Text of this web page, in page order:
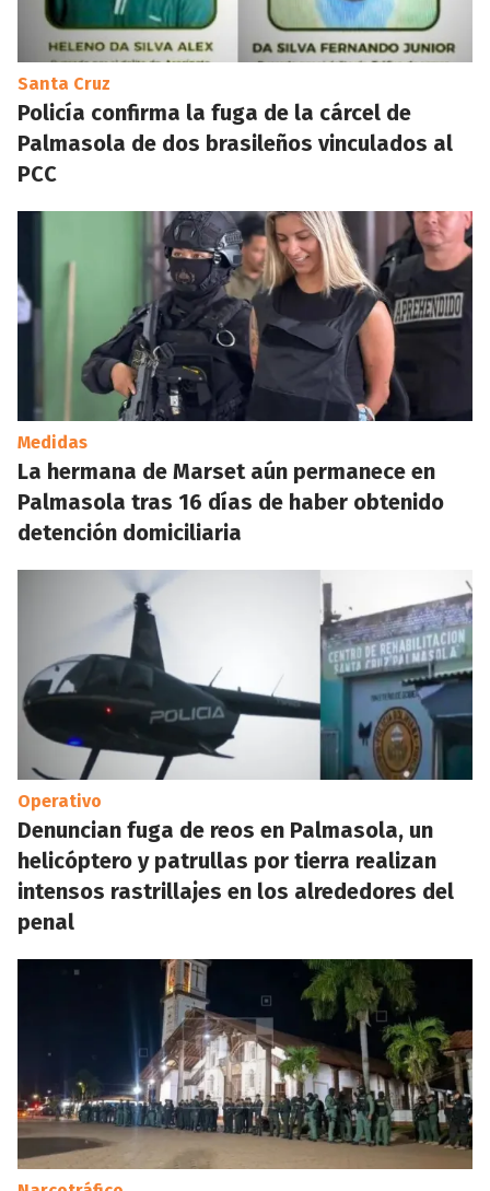
Santa Cruz
Policía confirma la fuga de la cárcel de
Palmasola de dos brasileños vinculados al
PCC
Medidas
La hermana de Marset aún permanece en
Palmasola tras 16 días de haber obtenido
detención domiciliaria
Operativo
Denuncian fuga de reos en Palmasola, un
helicóptero y patrullas por tierra realizan
intensos rastrillajes en los alrededores del
penal